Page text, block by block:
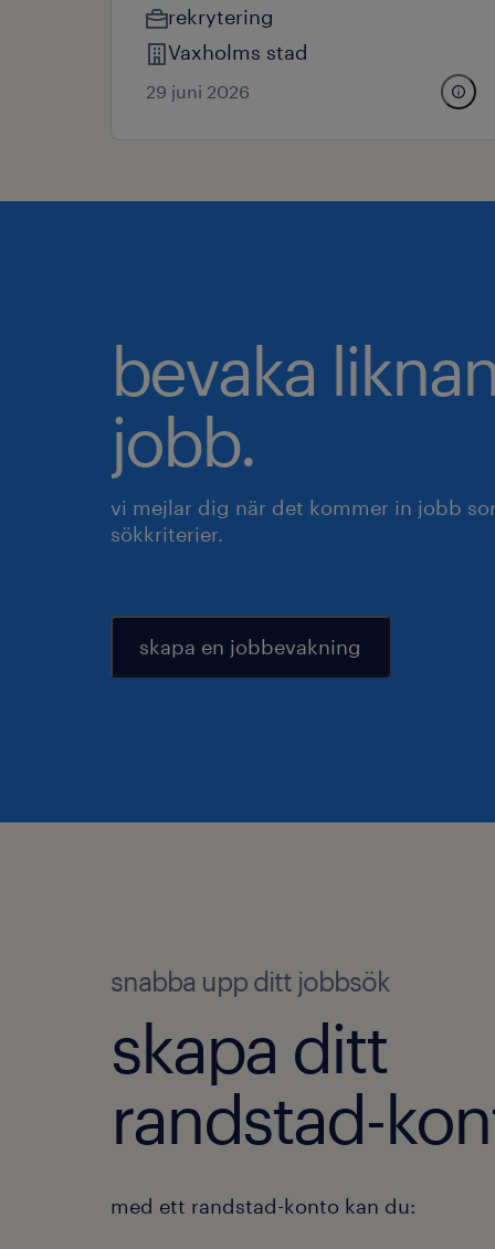
rekrytering
Vaxholms stad
29 juni 2026
bevaka
jobb.
vi mejlar dig när det kommer in jobb
sökkriterier.
skapa en jobbevakning
snabba upp ditt jobbsök
skapa ditt
randstad-
med ett randstad-konto kan du: